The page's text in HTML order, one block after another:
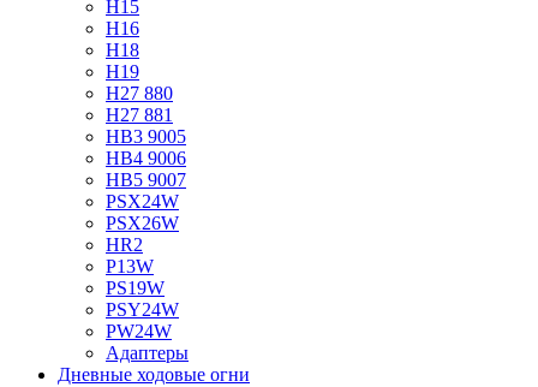
H15
H16
H18
H19
H27 880
H27 881
HB3 9005
HB4 9006
HB5 9007
PSX24W
PSX26W
HR2
P13W
PS19W
PSY24W
PW24W
Адаптеры
Дневные ходовые огни